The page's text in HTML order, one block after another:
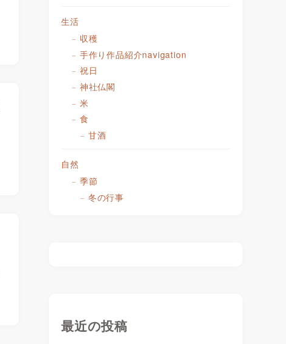
生活
収穫
手作り作品紹介navigation
祝日
神社仏閣
米
食
甘酒
自然
季節
冬の行事
最近の投稿